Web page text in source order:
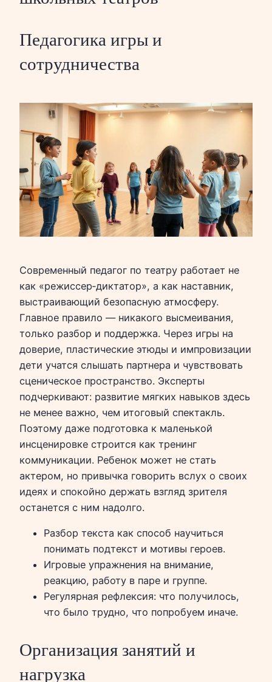
Педагогика игры и
сотрудничества
Современный педагог по театру работает не
как «режиссер‑диктатор», а как наставник,
выстраивающий безопасную атмосферу.
Главное правило — никакого высмеивания,
только разбор и поддержка. Через игры на
доверие, пластические этюды и импровизации
дети учатся слышать партнера и чувствовать
сценическое пространство. Эксперты
подчеркивают: развитие мягких навыков здесь
не менее важно, чем итоговый спектакль.
Поэтому даже подготовка к маленькой
инсценировке строится как тренинг
коммуникации. Ребенок может не стать
актером, но привычка говорить вслух о своих
идеях и спокойно держать взгляд зрителя
останется с ним надолго.
Разбор текста как способ научиться
понимать подтекст и мотивы героев.
Игровые упражнения на внимание,
реакцию, работу в паре и группе.
Регулярная рефлексия: что получилось,
что было трудно, что попробуем иначе.
Организация занятий и
нагрузка